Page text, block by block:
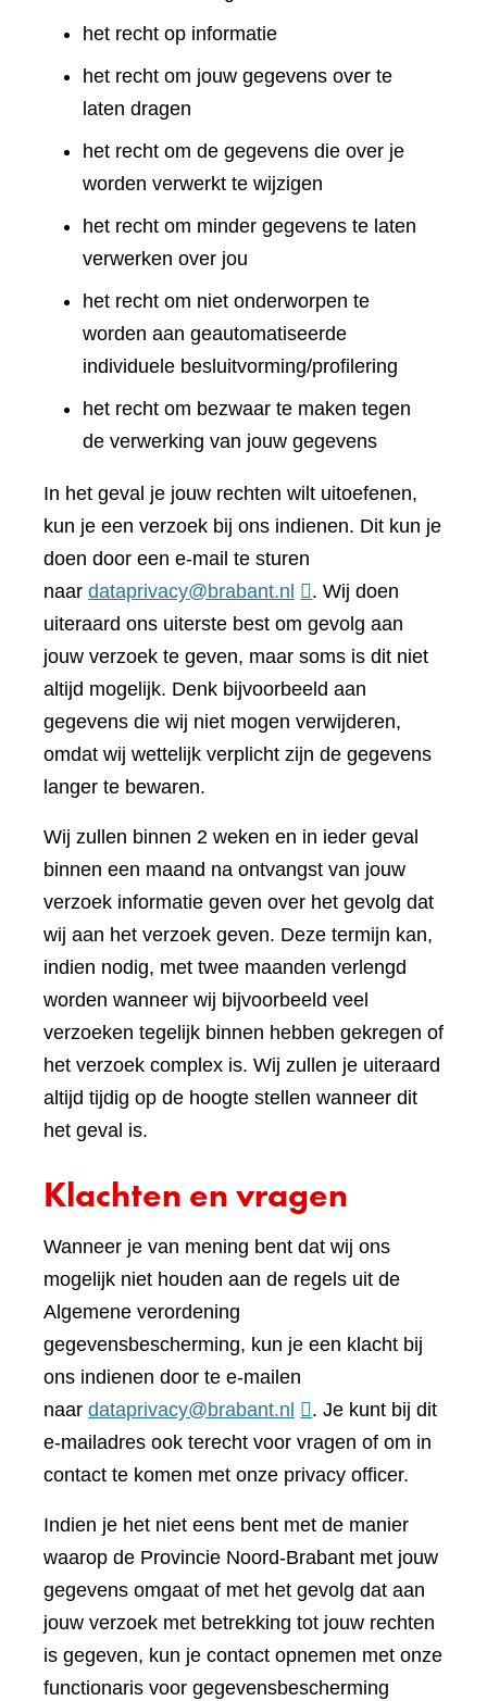
het recht op informatie
het recht om jouw gegevens over te
laten dragen
het recht om de gegevens die over je
worden verwerkt te wijzigen
het recht om minder gegevens te laten
verwerken over jou
het recht om niet onderworpen te
worden aan geautomatiseerde
individuele besluitvorming/profilering
het recht om bezwaar te maken tegen
de verwerking van jouw gegevens
In het geval je jouw rechten wilt uitoefenen,
kun je een verzoek bij ons indienen. Dit kun je
doen door een e-mail te sturen
naar dataprivacy@brabant.nl
. Wij doen
uiteraard ons uiterste best om gevolg aan
jouw verzoek te geven, maar soms is dit niet
altijd mogelijk. Denk bijvoorbeeld aan
gegevens die wij niet mogen verwijderen,
omdat wij wettelijk verplicht zijn de gegevens
langer te bewaren.
Wij zullen binnen 2 weken en in ieder geval
binnen een maand na ontvangst van jouw
verzoek informatie geven over het gevolg dat
wij aan het verzoek geven. Deze termijn kan,
indien nodig, met twee maanden verlengd
worden wanneer wij bijvoorbeeld veel
verzoeken tegelijk binnen hebben gekregen of
het verzoek complex is. Wij zullen je uiteraard
altijd tijdig op de hoogte stellen wanneer dit
het geval is.
Klachten en vragen
Wanneer je van mening bent dat wij ons
mogelijk niet houden aan de regels uit de
Algemene verordening
gegevensbescherming, kun je een klacht bij
ons indienen door te e-mailen
naar dataprivacy@brabant.nl
. Je kunt bij dit
e-mailadres ook terecht voor vragen of om in
contact te komen met onze privacy officer.
Indien je het niet eens bent met de manier
waarop de Provincie Noord-Brabant met jouw
gegevens omgaat of met het gevolg dat aan
jouw verzoek met betrekking tot jouw rechten
is gegeven, kun je contact opnemen met onze
functionaris voor gegevensbescherming